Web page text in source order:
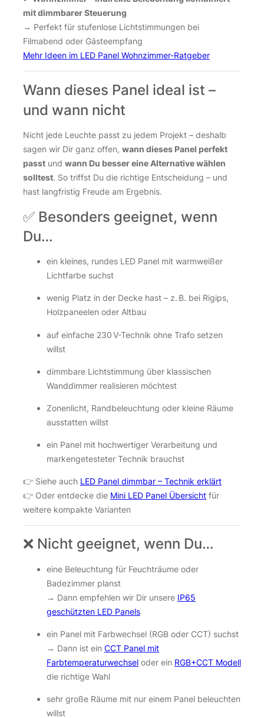
mit dimmbarer Steuerung
→ Perfekt für stufenlose Lichtstimmungen bei
Filmabend oder Gästeempfang
Mehr Ideen im LED Panel Wohnzimmer-Ratgeber
Wann dieses Panel ideal ist –
und wann nicht
Nicht jede Leuchte passt zu jedem Projekt – deshalb
sagen wir Dir ganz offen, wann dieses Panel perfekt
passt und wann Du besser eine Alternative wählen
solltest. So triffst Du die richtige Entscheidung – und
hast langfristig Freude am Ergebnis.
✅ Besonders geeignet, wenn
Du…
ein kleines, rundes LED Panel mit warmweißer
Lichtfarbe suchst
wenig Platz in der Decke hast – z. B. bei Rigips,
Holzpaneelen oder Altbau
auf einfache 230 V-Technik ohne Trafo setzen
willst
dimmbare Lichtstimmung über klassischen
Wanddimmer realisieren möchtest
Zonenlicht, Randbeleuchtung oder kleine Räume
ausstatten willst
ein Panel mit hochwertiger Verarbeitung und
markengetesteter Technik brauchst
👉 Siehe auch LED Panel dimmbar – Technik erklärt
👉 Oder entdecke die Mini LED Panel Übersicht für
weitere kompakte Varianten
❌ Nicht geeignet, wenn Du…
eine Beleuchtung für Feuchträume oder
Badezimmer planst
→ Dann empfehlen wir Dir unsere IP65
geschützten LED Panels
ein Panel mit Farbwechsel (RGB oder CCT) suchst
→ Dann ist ein CCT Panel mit
Farbtemperaturwechsel oder ein RGB+CCT Modell
die richtige Wahl
sehr große Räume mit nur einem Panel beleuchten
willst